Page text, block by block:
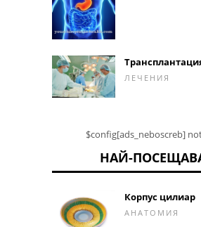
ЛЕЧЕНИЯ
$config[ads_neboscreb]
НАЙ-
Корпус цилиар
АНАТОМИЯ